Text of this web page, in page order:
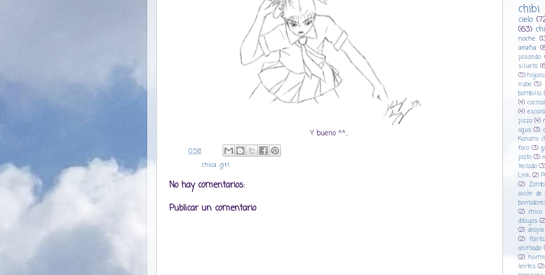
Y bueno ^^...
0:58
chica girl
No hay comentarios:
Publicar un comentario
cielo
(63)
noche
araña
posando
silueta
(5)
nube (5)
bombilla
(4)
(4)
pizza (4)
agua (3)
Kanami
foco (3)
plato (3)
teclado (3)
Link (2)
(2)
avión de
(2) chico
dibujos
(2)
(2)
animado
(2)
lentes (2)